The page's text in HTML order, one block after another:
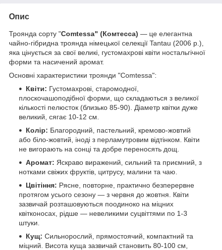
Опис
Троянда сорту "Comtessa" (Комтесса) — це елегантна
чайно-гібридна троянда німецької селекції Tantau (2006 р.),
яка цінується за свої великі, густомахрові квіти ностальгічної
форми та насичений аромат.
Основні характеристики троянди "Comtessa":
Квіти: Густомахрові, старомодної,
плоскочашоподібної форми, що складаються з великої
кількості пелюсток (близько 85-90). Діаметр квітки дуже
великий, сягає 10-12 см.
Колір: Благородний, пастельний, кремово-жовтий
або біло-жовтий, іноді з перламутровим відтінком. Квіти
не вигорають на сонці та добре переносять дощ.
Аромат: Яскраво виражений, сильний та приємний, з
нотками свіжих фруктів, цитрусу, малини та чаю.
Цвітіння: Рясне, повторне, практично безперервне
протягом усього сезону — з червня до жовтня. Квіти
зазвичай розташовуються поодиноко на міцних
квітконосах, рідше — невеликими суцвіттями по 1-3
штуки.
Кущ: Сильнорослий, прямостоячий, компактний та
міцний. Висота куща зазвичай становить 80-100 см,